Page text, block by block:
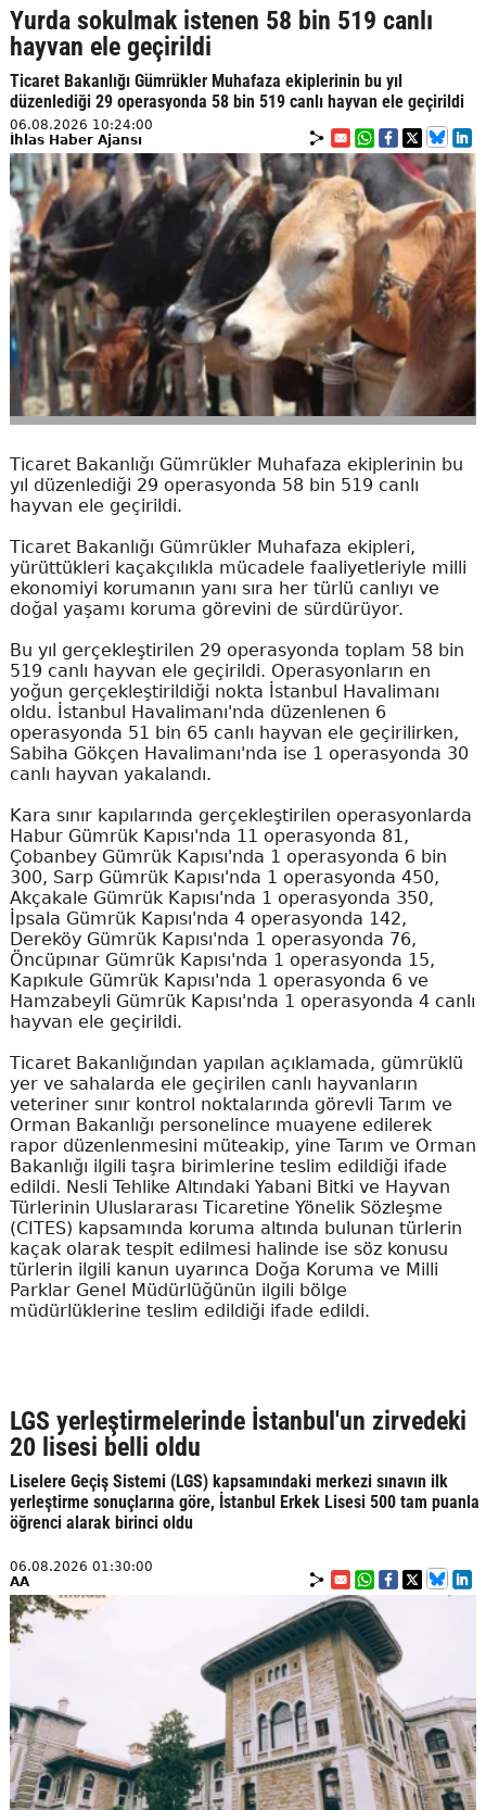
Yurda sokulmak istenen 58 bin 519 canlı
hayvan ele geçirildi
Ticaret Bakanlığı Gümrükler Muhafaza ekiplerinin bu yıl
düzenlediği 29 operasyonda 58 bin 519 canlı hayvan ele geçirildi
06.08.2026 10:24:00
İhlas Haber Ajansı
Ticaret Bakanlığı Gümrükler Muhafaza ekiplerinin bu
yıl düzenlediği 29 operasyonda 58 bin 519 canlı
hayvan ele geçirildi.
Ticaret Bakanlığı Gümrükler Muhafaza ekipleri,
yürüttükleri kaçakçılıkla mücadele faaliyetleriyle milli
ekonomiyi korumanın yanı sıra her türlü canlıyı ve
doğal yaşamı koruma görevini de sürdürüyor.
Bu yıl gerçekleştirilen 29 operasyonda toplam 58 bin
519 canlı hayvan ele geçirildi. Operasyonların en
yoğun gerçekleştirildiği nokta İstanbul Havalimanı
oldu. İstanbul Havalimanı'nda düzenlenen 6
operasyonda 51 bin 65 canlı hayvan ele geçirilirken,
Sabiha Gökçen Havalimanı'nda ise 1 operasyonda 30
canlı hayvan yakalandı.
Kara sınır kapılarında gerçekleştirilen operasyonlarda
Habur Gümrük Kapısı'nda 11 operasyonda 81,
Çobanbey Gümrük Kapısı'nda 1 operasyonda 6 bin
300, Sarp Gümrük Kapısı'nda 1 operasyonda 450,
Akçakale Gümrük Kapısı'nda 1 operasyonda 350,
İpsala Gümrük Kapısı'nda 4 operasyonda 142,
Dereköy Gümrük Kapısı'nda 1 operasyonda 76,
Öncüpınar Gümrük Kapısı'nda 1 operasyonda 15,
Kapıkule Gümrük Kapısı'nda 1 operasyonda 6 ve
Hamzabeyli Gümrük Kapısı'nda 1 operasyonda 4 canlı
hayvan ele geçirildi.
Ticaret Bakanlığından yapılan açıklamada, gümrüklü
yer ve sahalarda ele geçirilen canlı hayvanların
veteriner sınır kontrol noktalarında görevli Tarım ve
Orman Bakanlığı personelince muayene edilerek
rapor düzenlenmesini müteakip, yine Tarım ve Orman
Bakanlığı ilgili taşra birimlerine teslim edildiği ifade
edildi. Nesli Tehlike Altındaki Yabani Bitki ve Hayvan
Türlerinin Uluslararası Ticaretine Yönelik Sözleşme
(CITES) kapsamında koruma altında bulunan türlerin
kaçak olarak tespit edilmesi halinde ise söz konusu
türlerin ilgili kanun uyarınca Doğa Koruma ve Milli
Parklar Genel Müdürlüğünün ilgili bölge
müdürlüklerine teslim edildiği ifade edildi.
LGS yerleştirmelerinde İstanbul'un zirvedeki
20 lisesi belli oldu
Liselere Geçiş Sistemi (LGS) kapsamındaki merkezi sınavın ilk
yerleştirme sonuçlarına göre, İstanbul Erkek Lisesi 500 tam puanla
öğrenci alarak birinci oldu
06.08.2026 01:30:00
AA